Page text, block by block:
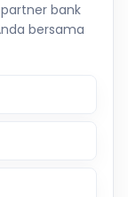
bank
bersama